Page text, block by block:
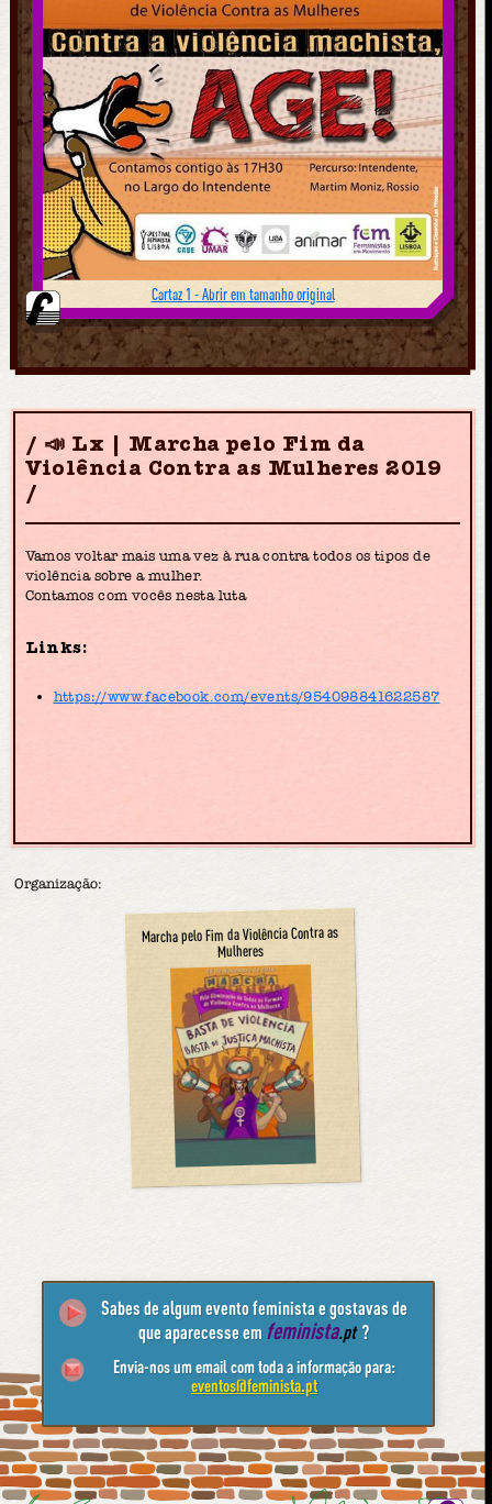
Cartaz 1 - Abrir em tamanho original
📣 Lx | Marcha pelo Fim da
Violência Contra as Mulheres 2019
Vamos voltar mais uma vez à rua contra todos os tipos de
violência sobre a mulher.
Contamos com vocês nesta luta
Links:
https://www.facebook.com/events/954098841622587
Organização:
Marcha pelo Fim da Violência Contra as
Mulheres
Sabes de algum evento feminista e gostavas de
que aparecesse em feminista.pt ?
Envia-nos um email com toda a informação para:
eventos@feminista.pt